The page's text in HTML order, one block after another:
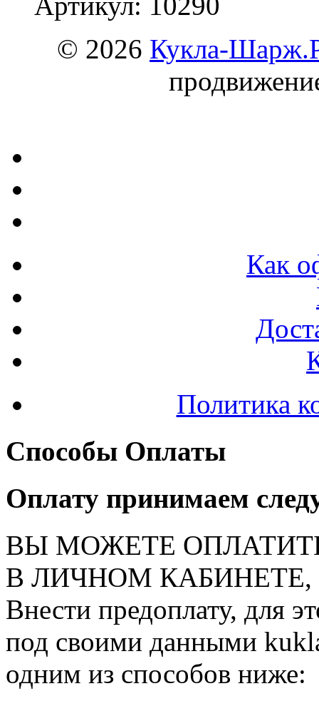
© 2026 Кукла-
Как
Политика
Способы Оплаты
Оплату принимаем
ВЫ МОЖЕТЕ
В ЛИЧНОМ КАБИНЕТЕ,
Внести предоплату, для
под своими данными
одним из способов ниже: